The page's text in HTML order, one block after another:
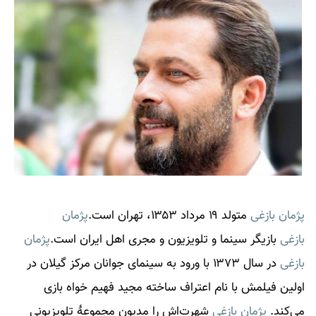
پژمان بازغی متولد ۱۹ مرداد ۱۳۵۳، تهران است.
پژمان
بازغی بازیگر سینما و تلویزیون و مجری اهل ایران است.پژمان
بازغی
در سال ۱۳۷۳ با ورود به سینمای جوانان مرکز گیلان در
اولین فیلمش با نام اعتراف ساخته مجید فهیم خواه بازی
می‌کند. پژمان بازغیشهرت‌اش را مدیون مجموعهٔ تلویزیونی